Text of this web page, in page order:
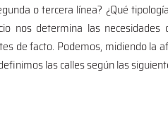
o tercera línea? ¿Qué
nos determina las
de facto. Podemos, midiendo la
las calles según las